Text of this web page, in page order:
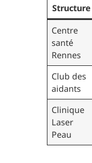
Structure
Centre
santé
Rennes
Club des
aidants
Clinique
Laser
Peau